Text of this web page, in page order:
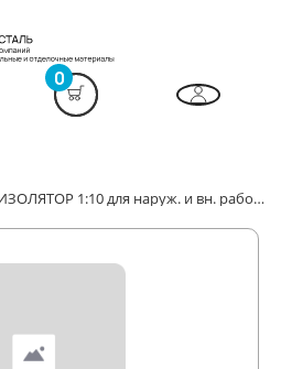
0
Грунт-концентрат ВЛАГОИЗОЛЯТОР 1:10 для наруж. и вн. работ "Professional"1л